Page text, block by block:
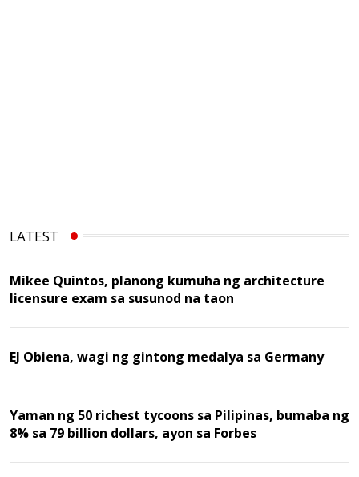
LATEST
Mikee Quintos, planong kumuha ng architecture
licensure exam sa susunod na taon
EJ Obiena, wagi ng gintong medalya sa Germany
Yaman ng 50 richest tycoons sa Pilipinas, bumaba ng
8% sa 79 billion dollars, ayon sa Forbes